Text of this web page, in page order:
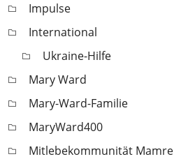
Impulse
International
Ukraine-Hilfe
Mary Ward
Mary-Ward-Familie
MaryWard400
Mitlebekommunität Mamre